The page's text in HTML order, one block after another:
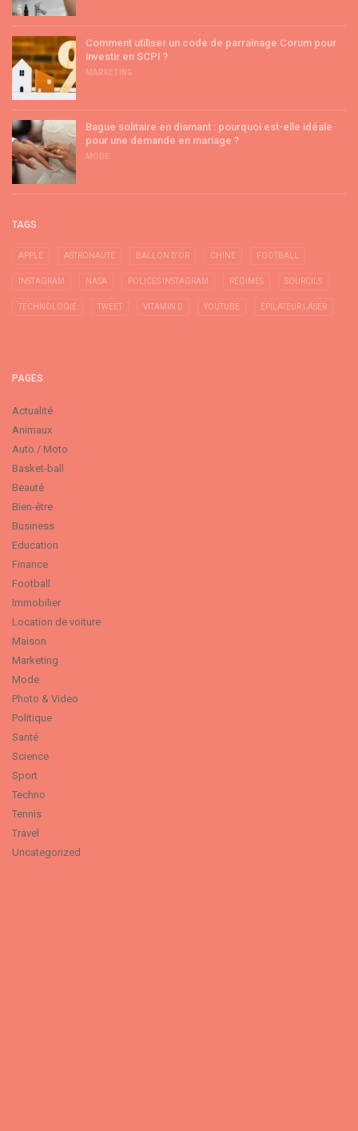
Comment utiliser un code de parrainage Corum pour
investir en SCPI ?
MARKETING
Bague solitaire en diamant : pourquoi est-elle idéale
pour une demande en mariage ?
MODE
TAGS
APPLE ASTRONAUTE BALLON D'OR CHINE FOOTBALL
INSTAGRAM NASA POLICES INSTAGRAM RÉGIMES SOURCILS
TECHNOLOGIE TWEET VITAMIN D YOUTUBE ÉPILATEUR LASER
PAGES
Actualité
Animaux
Auto / Moto
Basket-ball
Beauté
Bien-être
Business
Education
Finance
Football
Immobilier
Location de voiture
Maison
Marketing
Mode
Photo & Video
Politique
Santé
Science
Sport
Techno
Tennis
Travel
Uncategorized